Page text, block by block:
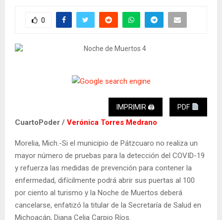
0
IMPRIMIR 🖨 PDF
CuartoPoder / Verónica Torres Medrano
Morelia, Mich.-Si el municipio de Pátzcuaro no realiza un
mayor número de pruebas para la detección del COVID-19
y refuerza las medidas de prevención para contener la
enfermedad, difícilmente podrá abrir sus puertas al 100
por ciento al turismo y la Noche de Muertos deberá
cancelarse, enfatizó la titular de la Secretaría de Salud en
Michoacán, Diana Celia Carpio Ríos.